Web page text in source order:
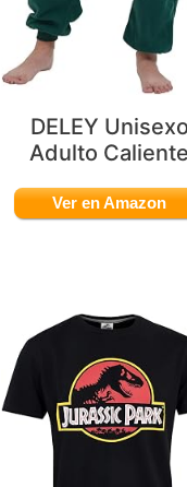
DELEY Unisexo
Adulto Caliente
Ver en Amazon